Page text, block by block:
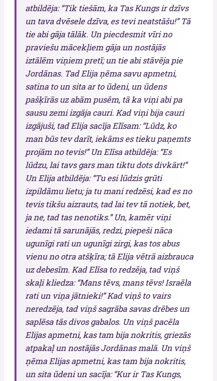
atbildēja: “Tik tiešām, ka Tas Kungs ir dzīvs
un tava dvēsele dzīva, es tevi neatstāšu!” Tā
tie abi gāja tālāk. Un piecdesmit vīri no
praviešu mācekļiem gāja un nostājās
iztālēm viņiem pretī; un tie abi stāvēja pie
Jordānas. Tad Elija ņēma savu apmetni,
satina to un sita ar to ūdeni, un ūdens
pašķīrās uz abām pusēm, tā ka viņi abi pa
sausu zemi izgāja cauri. Kad viņi bija cauri
izgājuši, tad Elija sacīja Elīsam: “Lūdz, ko
man būs tev darīt, iekāms es tieku paņemts
projām no tevis!” Un Elīsa atbildēja: “Es
lūdzu, lai tavs gars man tiktu dots divkārt!”
Un Elija atbildēja: “Tu esi lūdzis grūti
izpildāmu lietu; ja tu mani redzēsi, kad es no
tevis tikšu aizrauts, tad lai tev tā notiek, bet,
ja ne, tad tas nenotiks.” Un, kamēr viņi
iedami tā sarunājās, redzi, piepeši nāca
ugunīgi rati un ugunīgi zirgi, kas tos abus
vienu no otra atšķīra; tā Elija vētrā aizbrauca
uz debesīm. Kad Elīsa to redzēja, tad viņš
skaļi kliedza: “Mans tēvs, mans tēvs! Israēla
rati un viņa jātnieki!” Kad viņš to vairs
neredzēja, tad viņš sagrāba savas drēbes un
saplēsa tās divos gabalos. Un viņš pacēla
Elijas apmetni, kas tam bija nokritis, griezās
atpakaļ un nostājās Jordānas malā. Un viņš
ņēma Elijas apmetni, kas tam bija nokritis,
un sita ūdeni un sacīja: “Kur ir Tas Kungs,